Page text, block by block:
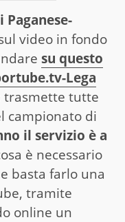
video in fondo
su questo
Lega
trasmette tutte
campionato di
il servizio è a
è necessario
basta farlo una
tramite
online un